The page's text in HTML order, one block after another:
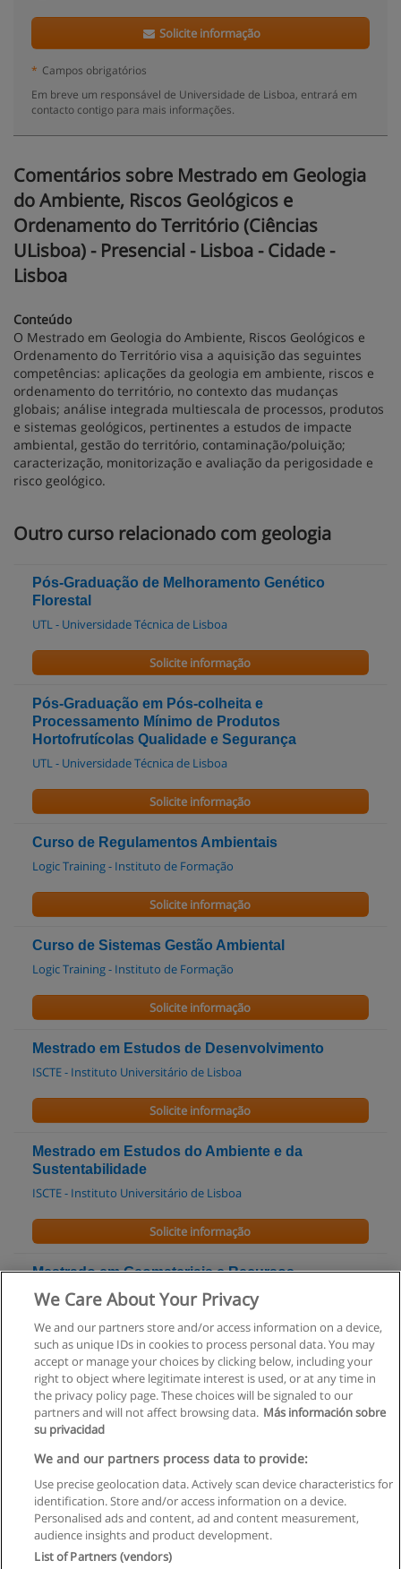
Solicite informação
* Campos obrigatórios
Em breve um responsável de Universidade de Lisboa, entrará em
contacto contigo para mais informações.
Comentários sobre Mestrado em Geologia
do Ambiente, Riscos Geológicos e
Ordenamento do Território (Ciências
ULisboa) - Presencial - Lisboa - Cidade -
Lisboa
Conteúdo
O Mestrado em Geologia do Ambiente, Riscos Geológicos e
Ordenamento do Território visa a aquisição das seguintes
competências: aplicações da geologia em ambiente, riscos e
ordenamento do território, no contexto das mudanças
globais; análise integrada multiescala de processos, produtos
e sistemas geológicos, pertinentes a estudos de impacte
ambiental, gestão do território, contaminação/poluição;
caracterização, monitorização e avaliação da perigosidade e
risco geológico.
Outro curso relacionado com geologia
Pós-Graduação de Melhoramento Genético
Florestal
UTL - Universidade Técnica de Lisboa
Solicite informação
Pós-Graduação em Pós-colheita e
Processamento Mínimo de Produtos
Hortofrutícolas Qualidade e Segurança
UTL - Universidade Técnica de Lisboa
Solicite informação
Curso de Regulamentos Ambientais
Logic Training - Instituto de Formação
Solicite informação
Curso de Sistemas Gestão Ambiental
Logic Training - Instituto de Formação
Solicite informação
Mestrado em Estudos de Desenvolvimento
ISCTE - Instituto Universitário de Lisboa
Solicite informação
Mestrado em Estudos do Ambiente e da
Sustentabilidade
ISCTE - Instituto Universitário de Lisboa
Solicite informação
Mestrado em Geomateriais e Recursos
Geológicos
Solicite informação
Regras de uso
Privacidade de dados
Entrar em contato com Educaedu
Copyright © Educaedu Business S.L. - CIF : B-95610580: -
We Care About Your Privacy
We and our partners store and/or access information on a device,
such as unique IDs in cookies to process personal data. You may
accept or manage your choices by clicking below, including your
right to object where legitimate interest is used, or at any time in
the privacy policy page. These choices will be signaled to our
partners and will not affect browsing data. Más información sobre
su privacidad
We and our partners process data to provide:
Use precise geolocation data. Actively scan device characteristics for
identification. Store and/or access information on a device.
Personalised ads and content, ad and content measurement,
audience insights and product development.
List of Partners (vendors)